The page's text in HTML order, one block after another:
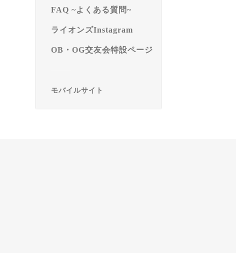
FAQ ~よくある質問~
ライオンズInstagram
OB・OG交友会特設ページ
モバイルサイト